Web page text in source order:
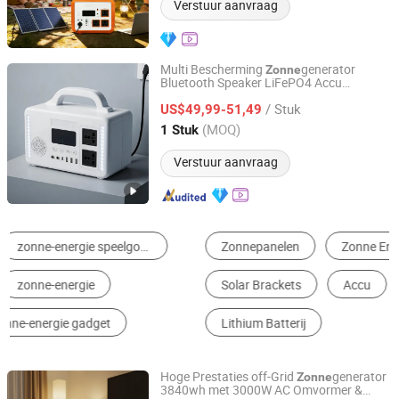
Verstuur aanvraag
Multi Bescherming Zonnegenerator
Bluetooth Speaker LiFePO4 Accu
US$49,99-51,49 / Stuk
1 Stuk (MOQ)
Verstuur aanvraag
Ningbo GLGW New Energy Co., Ltd
Zhejiang, China Sinds 2025
Zonnepanelen Zonne Energie Installatie
Solar Brackets Omvormer Voor Zonne-energie
Lithium Batterij
Hoge Prestaties off-Grid Zonnegenerator
3840wh met 3000W AC Omvormer &
Shaoxing Rich Technology Co., Ltd.